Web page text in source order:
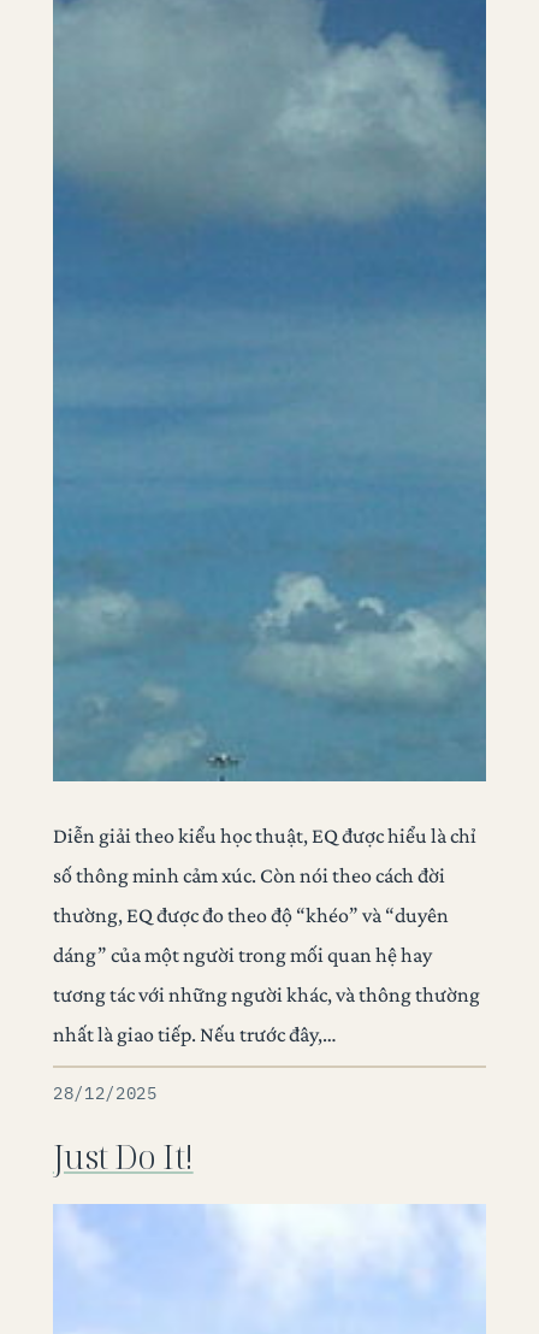
Diễn giải theo kiểu học thuật, EQ được hiểu là chỉ
số thông minh cảm xúc. Còn nói theo cách đời
thường, EQ được đo theo độ “khéo” và “duyên
dáng” của một người trong mối quan hệ hay
tương tác với những người khác, và thông thường
nhất là giao tiếp. Nếu trước đây,…
28/12/2025
Just Do It!